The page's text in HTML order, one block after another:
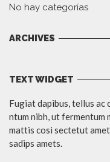
No hay categorías
ARCHIVES
TEXT WIDGET
Fugiat dapibus, tellus ac
ntum nibh, ut fermentum
mattis cosi sectetut
sadips amets.